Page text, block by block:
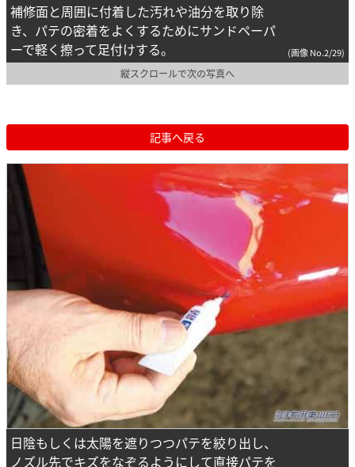
補修面と周囲に付着した汚れや油分を取り除
き、パテの密着をよくするためにサンドペーパ
ーで軽く擦って足付けする。
(画像 No.2/29)
縦スクロールで次の写真へ
記事へ戻る
日陰もしくは太陽を遮りつつパテを絞り出し、
ノズル先でキズをなぞるようにして直接パテを